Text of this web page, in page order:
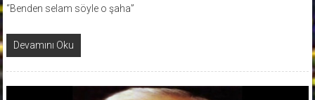
“Benden selam söyle o şaha”
Devamını Oku